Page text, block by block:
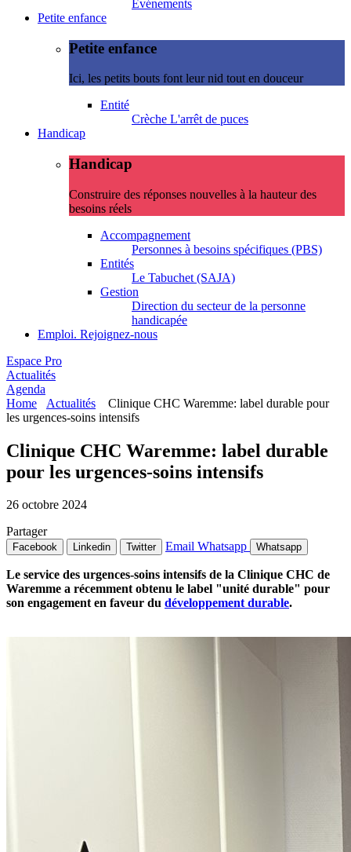
Evénements
Petite enfance
Petite enfance
Ici, les petits bouts font leur nid tout en douceur
Entité
Crèche L'arrêt de puces
Handicap
Handicap
Construire des réponses nouvelles à la hauteur des
besoins réels
Accompagnement
Personnes à besoins spécifiques (PBS)
Entités
Le Tabuchet (SAJA)
Gestion
Direction du secteur de la personne
handicapée
Emploi. Rejoignez-nous
Espace Pro
Actualités
Agenda
Home
Actualités
Clinique CHC Waremme: label durable pour
les urgences-soins intensifs
Clinique CHC Waremme: label durable
pour les urgences-soins intensifs
26 octobre 2024
Partager
Facebook Linkedin Twitter Email Whatsapp Whatsapp
Le service des urgences-soins intensifs de la Clinique CHC de
Waremme a récemment obtenu le label "unité durable" pour
son engagement en faveur du développement durable.